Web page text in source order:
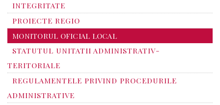
INTEGRITATE
PROIECTE REGIO
MONITORUL OFICIAL LOCAL
STATUTUL UNITATII ADMINISTRATIV-
TERITORIALE
REGULAMENTELE PRIVIND PROCEDURILE
ADMINISTRATIVE